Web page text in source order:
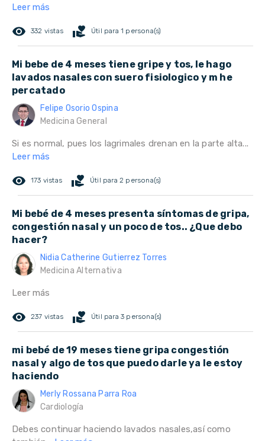
Leer más
remove_red_eye 332 vistas volunteer_activism Útil para 1 persona(s)
Mi bebe de 4 meses tiene gripe y tos, le hago
lavados nasales con suero fisiologico y m he
percatado
Felipe Osorio Ospina
Medicina General
Si es normal, pues los lagrimales drenan en la parte alta...
Leer más
remove_red_eye 173 vistas volunteer_activism Útil para 2 persona(s)
Mi bebé de 4 meses presenta síntomas de gripa,
congestión nasal y un poco de tos.. ¿Que debo
hacer?
Nidia Catherine Gutierrez Torres
Medicina Alternativa
Leer más
remove_red_eye 237 vistas volunteer_activism Útil para 3 persona(s)
mi bebé de 19 meses tiene gripa congestión
nasal y algo de tos que puedo darle ya le estoy
haciendo
Merly Rossana Parra Roa
Cardiología
Debes continuar haciendo lavados nasales,así como